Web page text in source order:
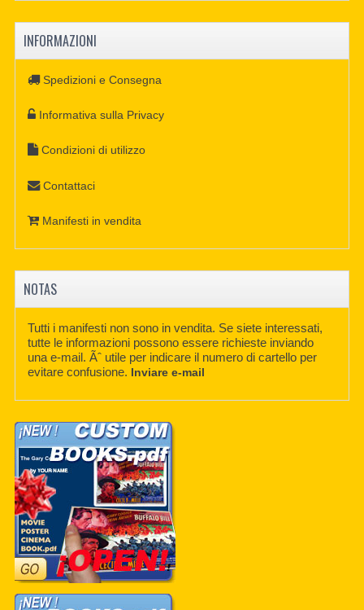
INFORMAZIONI
Spedizioni e Consegna
Informativa sulla Privacy
Condizioni di utilizzo
Contattaci
Manifesti in vendita
NOTAS
Tutti i manifesti non sono in vendita. Se siete interessati,
tutte le informazioni possono essere richieste inviando
una e-mail. Ãˆ utile per indicare il numero di cartello per
evitare confusione. Inviare e-mail